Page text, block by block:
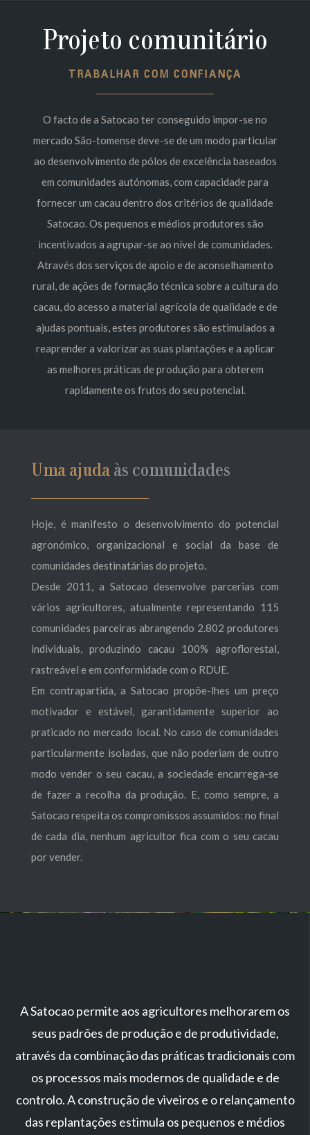
Projeto comunitário
TRABALHAR COM CONFIANÇA
O facto de a Satocao ter conseguido impor-se no
mercado São-tomense deve-se de um modo particular
ao desenvolvimento de pólos de excelência baseados
em comunidades autónomas, com capacidade para
fornecer um cacau dentro dos critérios de qualidade
Satocao. Os pequenos e médios produtores são
incentivados a agrupar-se ao nível de comunidades.
Através dos serviços de apoio e de aconselhamento
rural, de ações de formação técnica sobre a cultura do
cacau, do acesso a material agrícola de qualidade e de
ajudas pontuais, estes produtores são estimulados a
reaprender a valorizar as suas plantações e a aplicar
as melhores práticas de produção para obterem
rapidamente os frutos do seu potencial.
Uma ajuda às comunidades
Hoje, é manifesto o desenvolvimento do potencial
agronómico, organizacional e social da base de
comunidades destinatárias do projeto.
Desde 2011, a Satocao desenvolve parcerias com
vários agricultores, atualmente representando 115
comunidades parceiras abrangendo 2.802 produtores
individuais, produzindo cacau 100% agroflorestal,
rastreável e em conformidade com o RDUE.
Em contrapartida, a Satocao propõe-lhes um preço
motivador e estável, garantidamente superior ao
praticado no mercado local. No caso de comunidades
particularmente isoladas, que não poderiam de outro
modo vender o seu cacau, a sociedade encarrega-se
de fazer a recolha da produção. E, como sempre, a
Satocao respeita os compromissos assumidos: no final
de cada dia, nenhum agricultor fica com o seu cacau
por vender.
A Satocao permite aos agricultores melhorarem os
seus padrões de produção e de produtividade,
através da combinação das práticas tradicionais com
os processos mais modernos de qualidade e de
controlo. A construção de viveiros e o relançamento
das replantações estimula os pequenos e médios